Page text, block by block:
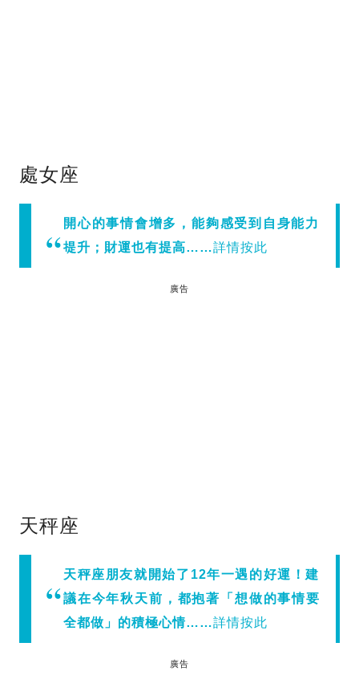
處女座
開心的事情會增多，能夠感受到自身能力
提升；財運也有提高……詳情按此
廣告
天秤座
天秤座朋友就開始了12年一遇的好運！建
議在今年秋天前，都抱著「想做的事情要
全都做」的積極心情……詳情按此
廣告